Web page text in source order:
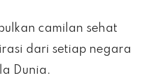
camilan sehat
dari setiap negara
Dunia.